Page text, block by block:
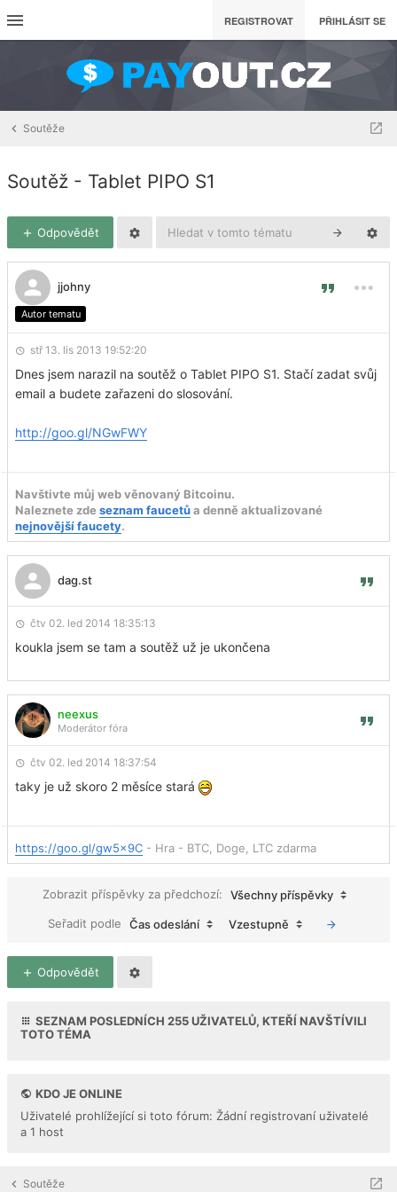
REGISTROVAT PŘIHLÁSIT SE
Soutěže
Soutěž - Tablet PIPO S1
Odpovědět
jjohny
Autor tematu
stř 13. lis 2013 19:52:20
Dnes jsem narazil na soutěž o Tablet PIPO S1. Stačí zadat svůj
email a budete zařazeni do slosování.
http://goo.gl/NGwFWY
Navštivte můj web věnovaný Bitcoinu.
Naleznete zdeseznam faucetůa denně aktualizované
nejnovější faucety.
dag.st
čtv 02. led 2014 18:35:13
koukla jsem se tam a soutěž už je ukončena
neexus
Moderátor fóra
čtv 02. led 2014 18:37:54
taky je už skoro 2 měsíce stará
https://goo.gl/gw5x9C - Hra - BTC, Doge, LTC zdarma
Zobrazit příspěvky za předchozí:
Všechny příspěvky
Seřadit podle
Čas odeslání Vzestupně
Odpovědět
SEZNAM POSLEDNÍCH 255UŽIVATELŮ, KTEŘÍ NAVŠTÍVILI
TOTO TÉMA
KDO JE ONLINE
Uživatelé prohlížející si toto fórum: Žádní registrovaní uživatelé
a 1 host
Soutěže